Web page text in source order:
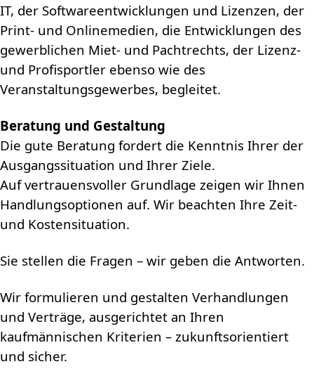
IT, der Softwareentwicklungen und Lizenzen, der
Print- und Onlinemedien, die Entwicklungen des
gewerblichen Miet- und Pachtrechts, der Lizenz-
und Profisportler ebenso wie des
Veranstaltungsgewerbes, begleitet.
Beratung und Gestaltung
Die gute Beratung fordert die Kenntnis Ihrer der
Ausgangssituation und Ihrer Ziele.
Auf vertrauensvoller Grundlage zeigen wir Ihnen
Handlungsoptionen auf. Wir beachten Ihre Zeit-
und Kostensituation.
Sie stellen die Fragen – wir geben die Antworten.
Wir formulieren und gestalten Verhandlungen
und Verträge, ausgerichtet an Ihren
kaufmännischen Kriterien – zukunftsorientiert
und sicher.